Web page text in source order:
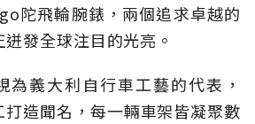
陀飛輪腕錶，兩個追求卓越的
發全球注目的光亮。
為義大利自行車工藝的代表，
造聞名，每一輛車架皆凝聚數